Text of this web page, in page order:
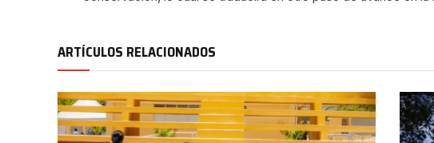
ARTÍCULOS RELACIONADOS